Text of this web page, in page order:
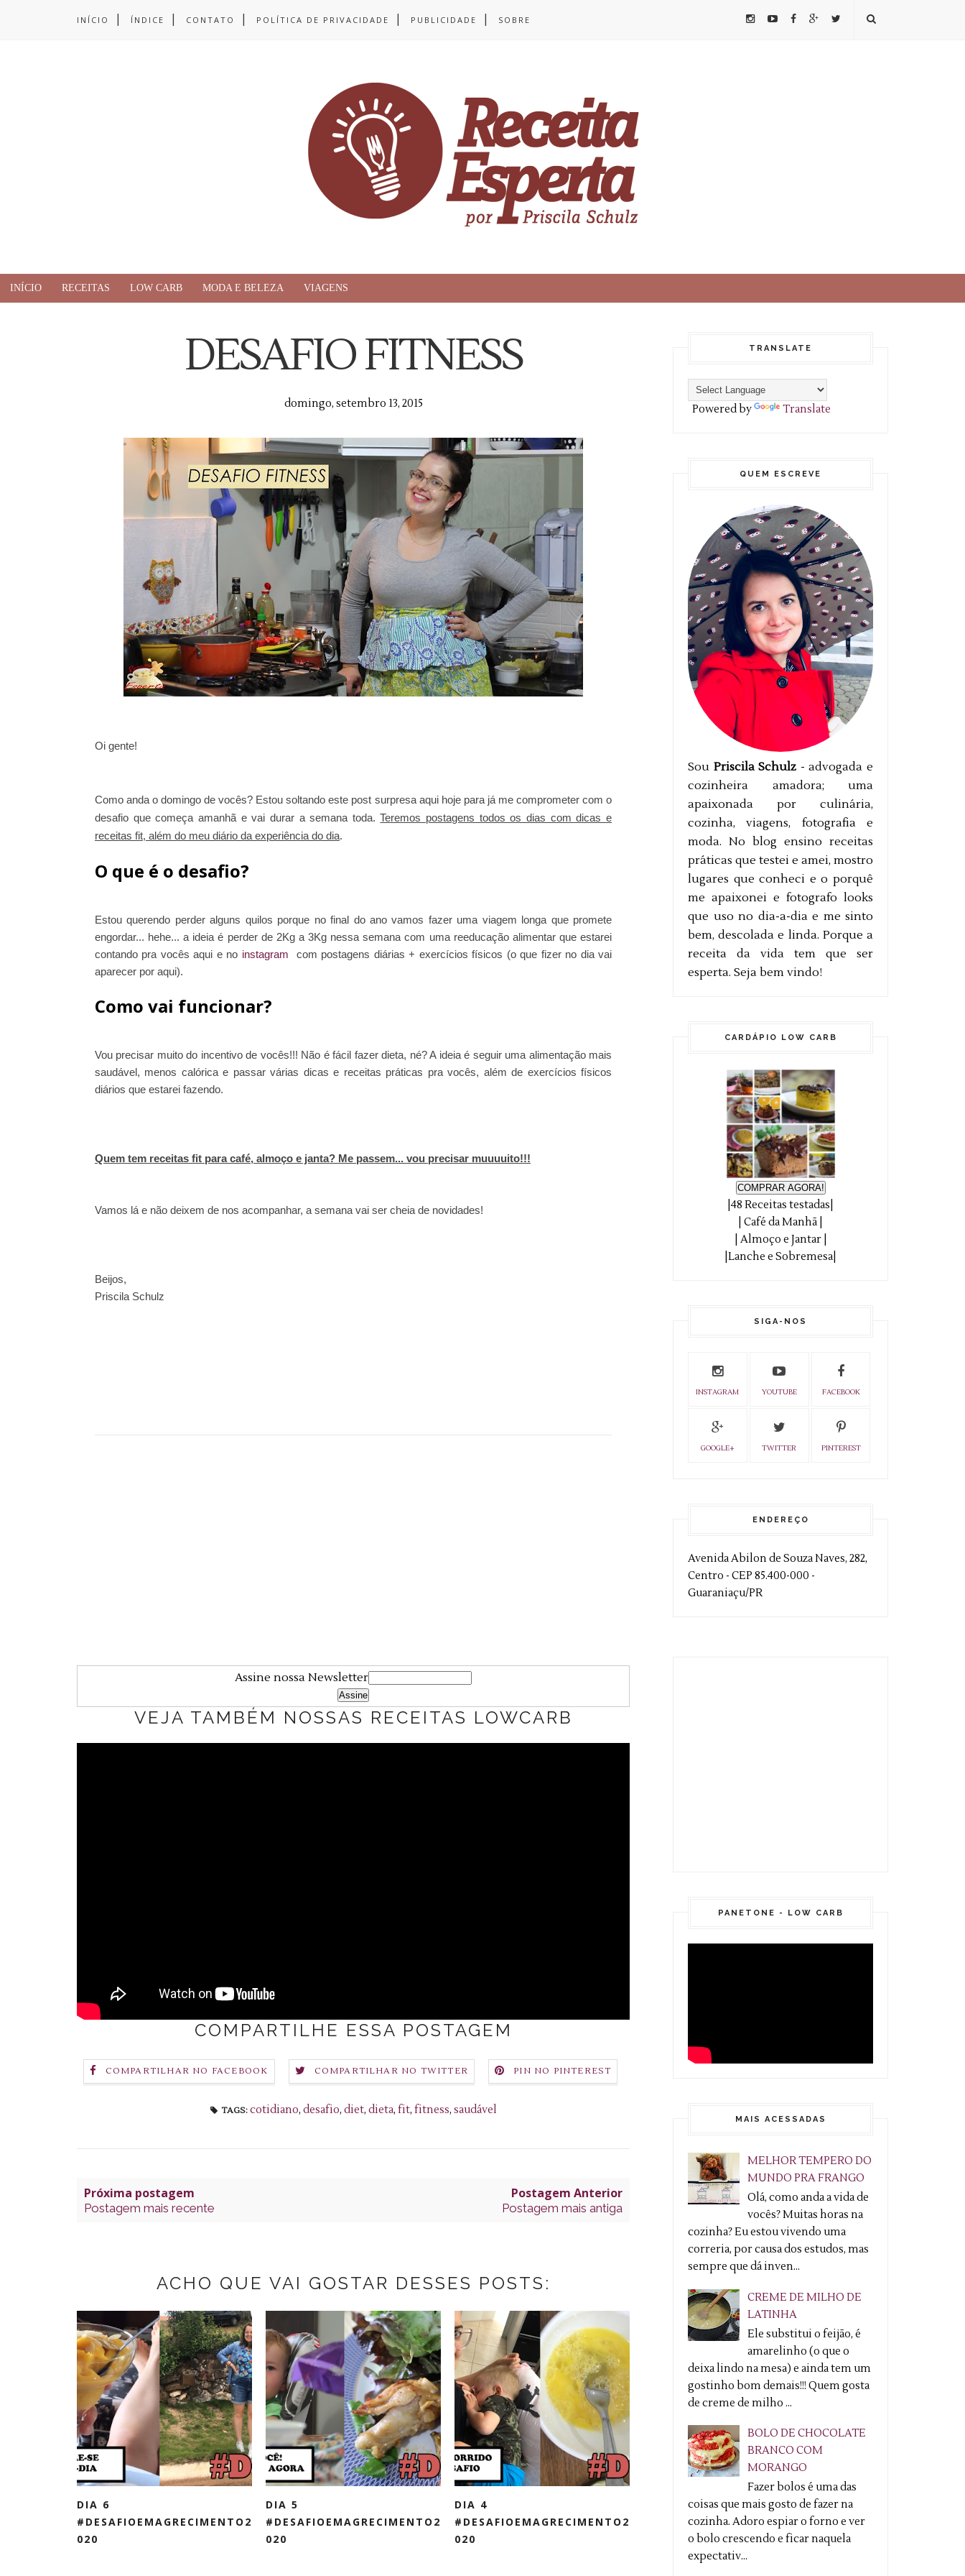
INÍCIO ÍNDICE CONTATO POLÍTICA DE PRIVACIDADE PUBLICIDADE SOBRE
INÍCIO RECEITAS LOW CARB MODA E BELEZA VIAGENS
DESAFIO FITNESS
domingo, setembro 13, 2015
Oi gente!
Como anda o domingo de vocês? Estou soltando este post surpresa aqui hoje para já me comprometer com o
desafio que começa amanhã e vai durar a semana toda.Teremos postagens todos os dias com dicas e
receitas fit, além do meu diário da experiência do dia.
O que é o desafio?
Estou querendo perder alguns quilos porque no final do ano vamos fazer uma viagem longa que promete
engordar... hehe... a ideia é perder de 2Kg a 3Kg nessa semana com uma reeducação alimentar que estarei
contando pra vocês aqui e no instagram
com postagens diárias + exercícios físicos (o que fizer no dia vai
aparecer por aqui).
Como vai funcionar?
Vou precisar muito do incentivo de vocês!!! Não é fácil fazer dieta, né? A ideia é seguir uma alimentação mais
saudável, menos calórica e passar várias dicas e receitas práticas pra vocês, além de exercícios físicos
diários que estarei fazendo.
Quem tem receitas fit para café, almoço e janta? Me passem... vou precisar muuuuito!!!
Vamos lá e não deixem de nos acompanhar, a semana vai ser cheia de novidades!
Beijos,
Priscila Schulz
Assine nossa Newsletter
VEJA TAMBÉM NOSSAS RECEITAS LOWCARB
COMPARTILHE ESSA POSTAGEM
COMPARTILHAR NO FACEBOOK COMPARTILHAR NO TWITTER PIN NO PINTEREST
TAGS: cotidiano, desafio, diet, dieta, fit, fitness, saudável
Próxima postagem
Postagem mais recente
Postagem Anterior
Postagem mais antiga
ACHO QUE VAI GOSTAR DESSES POSTS:
DIA 6
#DESAFIOEMAGRECIMENTO2
020
DIA 5
#DESAFIOEMAGRECIMENTO2
020
DIA 4
#DESAFIOEMAGRECIMENTO2
020
TRANSLATE
Powered by Translate
QUEM ESCREVE
Sou Priscila Schulz - advogada e
cozinheira amadora; uma
apaixonada por culinária,
cozinha, viagens, fotografia e
moda. No blog ensino receitas
práticas que testei e amei, mostro
lugares que conheci e o porquê
me apaixonei e fotografo looks
que uso no dia-a-dia e me sinto
bem, descolada e linda. Porque a
receita da vida tem que ser
esperta. Seja bem vindo!
CARDÁPIO LOW CARB
COMPRAR AGORA!
|48 Receitas testadas|
| Café da Manhã |
| Almoço e Jantar |
|Lanche e Sobremesa|
SIGA-NOS
INSTAGRAM YOUTUBE FACEBOOK
GOOGLE+ TWITTER PINTEREST
ENDEREÇO
Avenida Abilon de Souza Naves, 282,
Centro - CEP 85.400-000 -
Guaraniaçu/PR
PANETONE - LOW CARB
MAIS ACESSADAS
MELHOR TEMPERO DO
MUNDO PRA FRANGO
Olá, como anda a vida de
vocês? Muitas horas na
cozinha? Eu estou vivendo uma
correria, por causa dos estudos, mas
sempre que dá inven...
CREME DE MILHO DE
LATINHA
Ele substitui o feijão, é
amarelinho (o que o
deixa lindo na mesa) e ainda tem um
gostinho bom demais!!! Quem gosta
de creme de milho ...
BOLO DE CHOCOLATE
BRANCO COM
MORANGO
Fazer bolos é uma das
coisas que mais gosto de fazer na
cozinha. Adoro espiar o forno e ver
o bolo crescendo e ficar naquela
expectativ...